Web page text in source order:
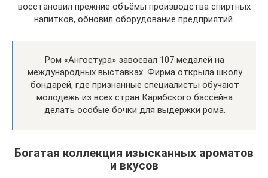
восстановил прежние объёмы производства спиртных
напитков, обновил оборудование предприятий.
Ром «Ангостура» завоевал 107 медалей на
международных выставках. Фирма открыла школу
бондарей, где признанные специалисты обучают
молодёжь из всех стран Карибского бассейна
делать особые бочки для выдержки рома.
Богатая коллекция изысканных ароматов
и вкусов